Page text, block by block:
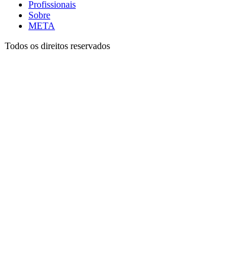
Profissionais
Sobre
META
Todos os direitos reservados